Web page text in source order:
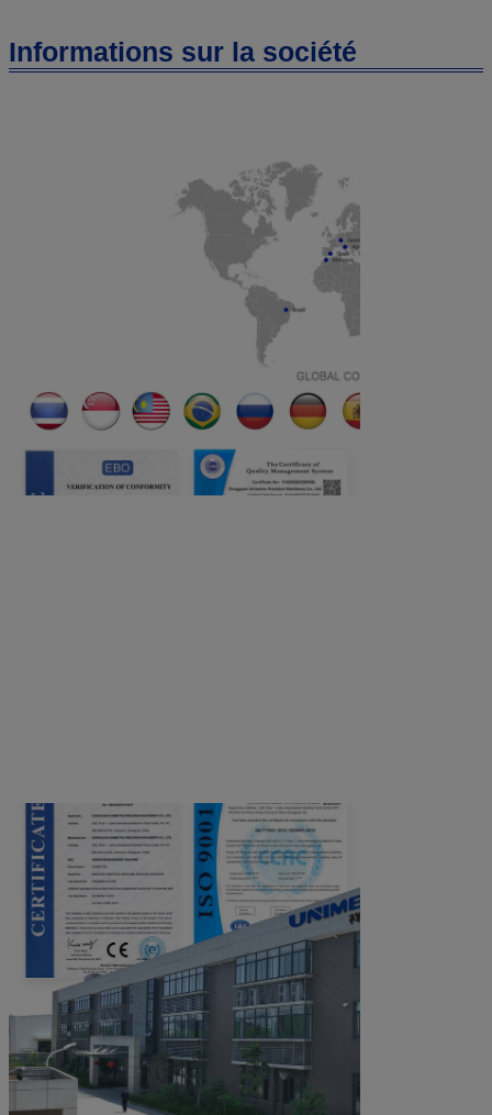
Informations sur la société